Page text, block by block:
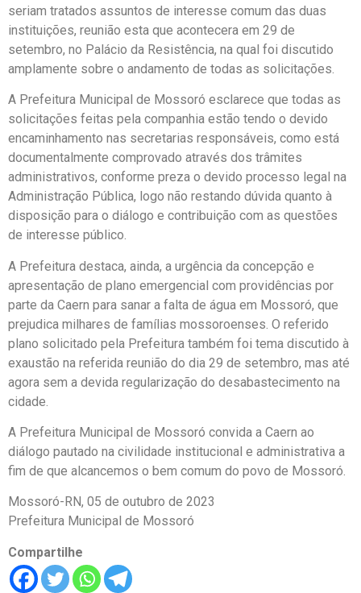
seriam tratados assuntos de interesse comum das duas
instituições, reunião esta que acontecera em 29 de
setembro, no Palácio da Resistência, na qual foi discutido
amplamente sobre o andamento de todas as solicitações.
A Prefeitura Municipal de Mossoró esclarece que todas as
solicitações feitas pela companhia estão tendo o devido
encaminhamento nas secretarias responsáveis, como está
documentalmente comprovado através dos trâmites
administrativos, conforme preza o devido processo legal na
Administração Pública, logo não restando dúvida quanto à
disposição para o diálogo e contribuição com as questões
de interesse público.
A Prefeitura destaca, ainda, a urgência da concepção e
apresentação de plano emergencial com providências por
parte da Caern para sanar a falta de água em Mossoró, que
prejudica milhares de famílias mossoroenses. O referido
plano solicitado pela Prefeitura também foi tema discutido à
exaustão na referida reunião do dia 29 de setembro, mas até
agora sem a devida regularização do desabastecimento na
cidade.
A Prefeitura Municipal de Mossoró convida a Caern ao
diálogo pautado na civilidade institucional e administrativa a
fim de que alcancemos o bem comum do povo de Mossoró.
Mossoró-RN, 05 de outubro de 2023
Prefeitura Municipal de Mossoró
Compartilhe